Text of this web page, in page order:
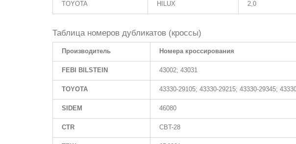
TOYOTA HILUX 2,0
Таблица номеров дубликатов (кроссы)
Производитель Номера кроссирования
FEBI BILSTEIN 43002; 43031
TOYOTA 43330-29105; 43330-29215; 43330-29345;
SIDEM 46080
CTR CBT-28